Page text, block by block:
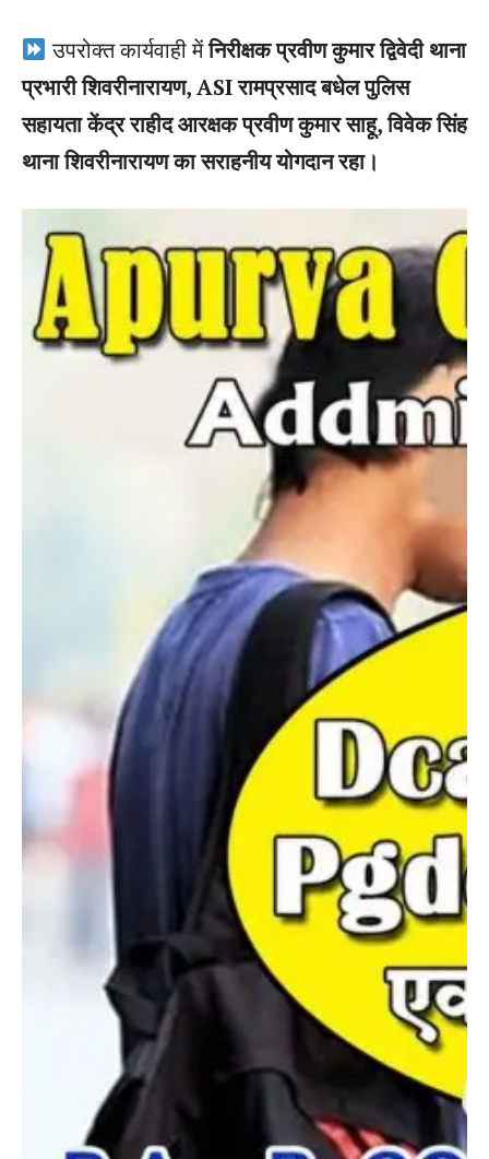
उपरोक्त कार्यवाही मेंनिरीक्षक प्रवीण कुमार द्विवेदी थाना
प्रभारी शिवरीनारायण, ASI रामप्रसाद बधेल पुलिस
सहायता केंद्र राहीद आरक्षक प्रवीण कुमार साहू, विवेक सिंह
थाना शिवरीनारायण का सराहनीय योगदान रहा।